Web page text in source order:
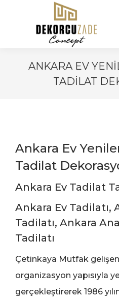
ANKARA EV
TADILAT
Ankara Ev
Tadilat
Ankara Ev Tadilat
Ankara Ev Tadilatı,
Tadilatı, Ankara
Tadilatı
Çetinkaya Mutfak
organizasyon yapısıyla
gerçekleştirerek 1986